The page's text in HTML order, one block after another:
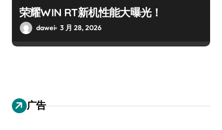
荣耀WIN RT新机性能大曝光！
dawei 3 月 28, 2026
广告